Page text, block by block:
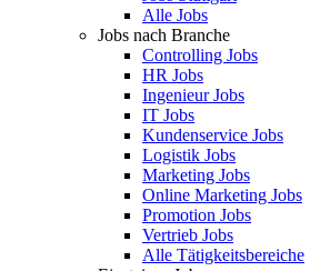
Alle Jobs
Jobs nach Branche
Controlling Jobs
HR Jobs
Ingenieur Jobs
IT Jobs
Kundenservice Jobs
Logistik Jobs
Marketing Jobs
Online Marketing Jobs
Promotion Jobs
Vertrieb Jobs
Alle Tätigkeitsbereiche